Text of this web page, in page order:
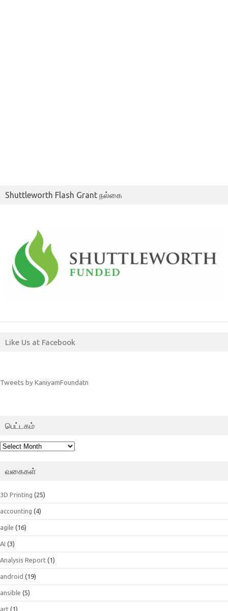
Shuttleworth Flash Grant நல்கை
Like Us at Facebook
Tweets by KaniyamFoundatn
பெட்டகம்
பெட்டகம்
வகைகள்
3D Printing (25)
accounting (4)
agile (16)
AI (3)
Analysis Report (1)
android (19)
ansible (5)
art (1)